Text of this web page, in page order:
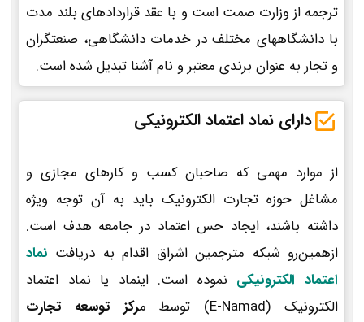
ترجمه از وزارت صمت است و با عقد قراردادهای بلند مدت
با دانشگاههای مختلف در خدمات دانشگاهی، صنعتگران
و تجار به عنوان برندی معتبر و نام آشنا تبدیل شده است.
دارای نماد اعتماد الکترونیکی
از موارد مهمی که صاحبان کسب و کارهای مجازی و
مشاغل حوزه تجارت الکترونیک باید به آن توجه ویژه
داشته باشند، ایجاد حس اعتماد در جامعه هدف است.
ازهمین‌رو شبکه مترجمین اشراق اقدام به دریافت نماد
اعتماد الکترونیکی نموده است. اینماد یا نماد اعتماد
الکترونیک (E-Namad) توسط م
رکز توسعه تجارت